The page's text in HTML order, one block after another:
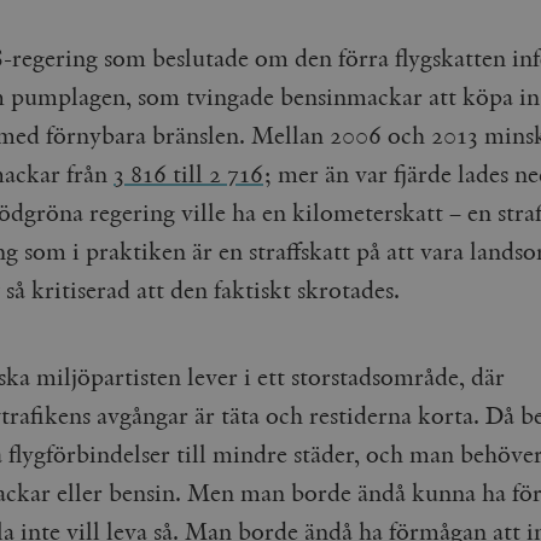
regering som beslutade om den förra flygskatten
pumplagen, som tvingade bensinmackar att köpa
förnybara bränslen. Mellan 2006 och 2013
från 3 816 till 2 716; mer än var fjärde lades
regering ville ha en kilometerskatt – en
som i praktiken är en straffskatt på att vara
så kritiserad att den faktiskt skrotades.
miljöpartisten lever i ett storstadsområde, där
avgångar är täta och restiderna korta. Då
flygförbindelser till mindre städer, och man
eller bensin. Men man borde ändå kunna ha
inte vill leva så. Man borde ändå ha förmågan att
sidvisningar.
sekunder
Detta är en mönstertyps-cookie som har ställts in
mönsterelementet i namnet innehåller det unika
som används för att begränsa mängden data
.timbro.se
1 år 1
månad
Denna cookie används av Google Analytics för att
sessionstillståndet.
.timbro.se
minuter
Cloudflare
.podbean.com
30
Denna cookie används för att skilja mellan människor och
för webbplatsen för att göra giltiga rapporter om
Meta
.timbro.se
3
Används av Facebook för att leverera en serie
Vimeo.com
Inc.
1 år 1
månad
Dessa kakor används av Vimeo-videospelaren på